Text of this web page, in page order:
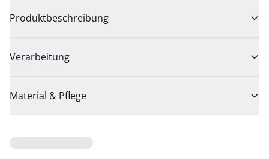
Produktbeschreibung
Verarbeitung
Material & Pflege